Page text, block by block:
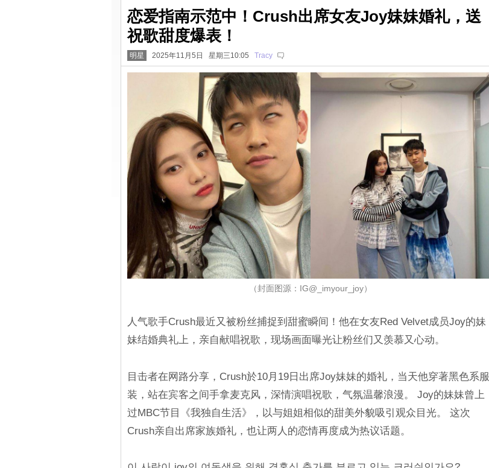
恋爱指南示范中！Crush出席女友Joy妹妹婚礼，送
祝歌甜度爆表！
明星 2025年11月5日 星期三10:05 Tracy
（封面图源：IG@_imyour_joy）
人气歌手Crush最近又被粉丝捕捉到甜蜜瞬间！他在女友Red Velvet成员Joy的妹
妹结婚典礼上，亲自献唱祝歌，现场画面曝光让粉丝们又羡慕又心动。
目击者在网路分享，Crush於10月19日出席Joy妹妹的婚礼，当天他穿著黑色系服
装，站在宾客之间手拿麦克风，深情演唱祝歌，气氛温馨浪漫。 Joy的妹妹曾上
过MBC节目《我独自生活》，以与姐姐相似的甜美外貌吸引观众目光。 这次
Crush亲自出席家族婚礼，也让两人的恋情再度成为热议话题。